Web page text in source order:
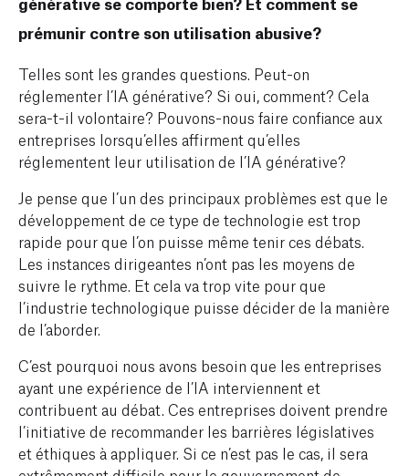
prémunir contre son utilisation abusive?
Telles sont les grandes questions. Peut-on
réglementer l’IA générative? Si oui, comment? Cela
sera-t-il volontaire? Pouvons-nous faire confiance aux
entreprises lorsqu’elles affirment qu’elles
réglementent leur utilisation de l’IA générative?
Je pense que l’un des principaux problèmes est que le
développement de ce type de technologie est trop
rapide pour que l’on puisse même tenir ces débats.
Les instances dirigeantes n’ont pas les moyens de
suivre le rythme. Et cela va trop vite pour que
l’industrie technologique puisse décider de la manière
de l’aborder.
C’est pourquoi nous avons besoin que les entreprises
ayant une expérience de l’IA interviennent et
contribuent au débat. Ces entreprises doivent prendre
l’initiative de recommander les barrières législatives
et éthiques à appliquer. Si ce n’est pas le cas, il sera